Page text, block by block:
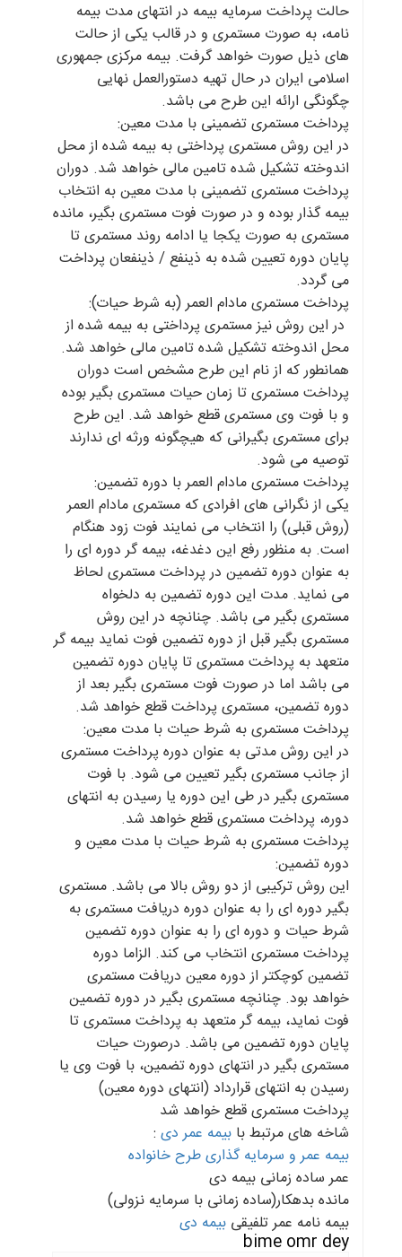
حالت پرداخت سرمایه بیمه در انتهای مدت بیمه
نامه، به صورت مستمری و در قالب یکی از حالت
های ذیل صورت خواهد گرفت. بیمه مرکزی جمهوری
اسلامی ایران در حال تهیه دستورالعمل نهایی
چگونگی ارائه این طرح می باشد.
پرداخت مستمری تضمینی با مدت معین:
در این روش مستمری پرداختی به بیمه شده از محل
اندوخته تشکیل شده تامین مالی خواهد شد. دوران
پرداخت مستمری تضمینی با مدت معین به انتخاب
بیمه گذار بوده و در صورت فوت مستمری بگیر، مانده
مستمری به صورت یکجا یا ادامه روند مستمری تا
پایان دوره تعیین شده به ذینفع / ذینفعان پرداخت
می گردد.
پرداخت مستمری مادام العمر (به شرط حیات):
در این روش نیز مستمری پرداختی به بیمه شده از
محل اندوخته تشکیل شده تامین مالی خواهد شد.
همانطور که از نام این طرح مشخص است دوران
پرداخت مستمری تا زمان حیات مستمری بگیر بوده
و با فوت وی مستمری قطع خواهد شد. این طرح
برای مستمری بگیرانی که هیچگونه ورثه ای ندارند
توصیه می شود.
پرداخت مستمری مادام العمر با دوره تضمین:
یکی از نگرانی های افرادی که مستمری مادام العمر
(روش قبلی) را انتخاب می نمایند فوت زود هنگام
است. به منظور رفع این دغدغه، بیمه گر دوره ای را
به عنوان دوره تضمین در پرداخت مستمری لحاظ
می نماید. مدت این دوره تضمین به دلخواه
مستمری بگیر می باشد. چنانچه در این روش
مستمری بگیر قبل از دوره تضمین فوت نماید بیمه گر
متعهد به پرداخت مستمری تا پایان دوره تضمین
می باشد اما در صورت فوت مستمری بگیر بعد از
دوره تضمین، مستمری پرداخت قطع خواهد شد.
پرداخت مستمری به شرط حیات با مدت معین:
در این روش مدتی به عنوان دوره پرداخت مستمری
از جانب مستمری بگیر تعیین می شود. با فوت
مستمری بگیر در طی این دوره یا رسیدن به انتهای
دوره، پرداخت مستمری قطع خواهد شد.
پرداخت مستمری به شرط حیات با مدت معین و
دوره تضمین:
این روش ترکیبی از دو روش بالا می باشد. مستمری
بگیر دوره ای را به عنوان دوره دریافت مستمری به
شرط حیات و دوره ای را به عنوان دوره تضمین
پرداخت مستمری انتخاب می کند. الزاما دوره
تضمین کوچکتر از دوره معین دریافت مستمری
خواهد بود. چنانچه مستمری بگیر در دوره تضمین
فوت نماید، بیمه گر متعهد به پرداخت مستمری تا
پایان دوره تضمین می باشد. درصورت حیات
مستمری بگیر در انتهای دوره تضمین، با فوت وی یا
رسیدن به انتهای قرارداد (انتهای دوره معین)
پرداخت مستمری قطع خواهد شد
شاخه های مرتبط با بیمه عمر دی:
بیمه عمر و سرمایه گذاری طرح خانواده
عمر ساده زمانی بیمه دی
مانده بدهکار(ساده زمانی با سرمایه نزولی)
بیمه نامه عمر تلفیقی بیمه دی
bime omr dey